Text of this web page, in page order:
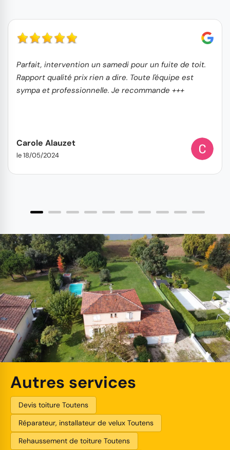
Parfait, intervention un samedi pour un fuite de toit.
Rapport qualité prix rien a dire. Toute l'équipe est
sympa et professionnelle. Je recommande +++
Carole Alauzet
le 18/05/2024
Autres services
Devis toiture Toutens
Réparateur, installateur de velux Toutens
Rehaussement de toiture Toutens